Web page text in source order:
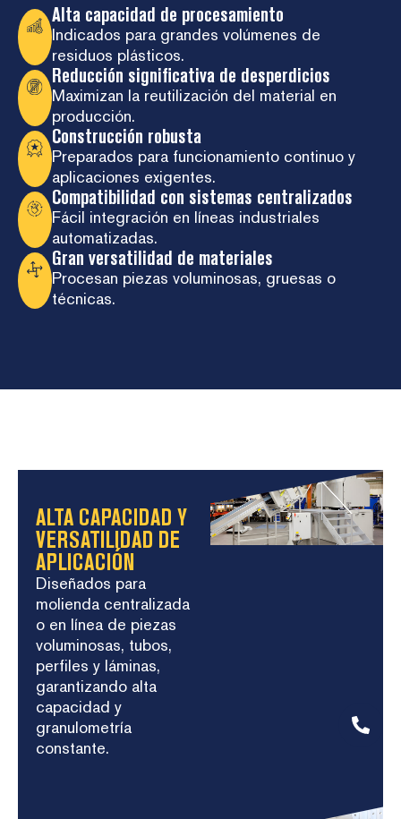
Alta capacidad de procesamiento
Indicados para grandes volúmenes de
residuos plásticos.
Reducción significativa de desperdicios
Maximizan la reutilización del material en
producción.
Construcción robusta
Preparados para funcionamiento continuo y
aplicaciones exigentes.
Compatibilidad con sistemas centralizados
Fácil integración en líneas industriales
automatizadas.
Gran versatilidad de materiales
Procesan piezas voluminosas, gruesas o
técnicas.
ALTA CAPACIDAD Y
VERSATILIDAD DE
APLICACIÓN
Diseñados para
molienda centralizada
o en línea de piezas
voluminosas, tubos,
perfiles y láminas,
garantizando alta
capacidad y
granulometría
constante.